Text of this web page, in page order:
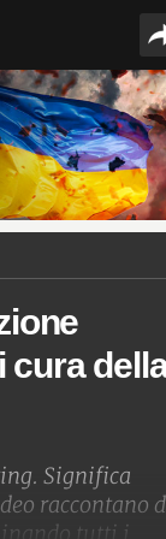
cura
Significa
raccontano
tutti i